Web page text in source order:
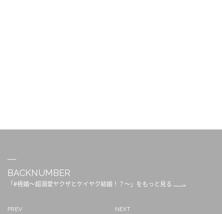
BACKNUMBER
「#極婚～超溺愛ヤクザとケイヤク結婚！？～」をもっと見る
PREV NEXT